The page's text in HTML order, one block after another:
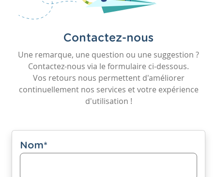
Contactez-nous
Une remarque, une question ou une suggestion ?
Contactez-nous via le formulaire ci-dessous.
Vos retours nous permettent d'améliorer
continuellement nos services et votre expérience
d'utilisation !
Nom*